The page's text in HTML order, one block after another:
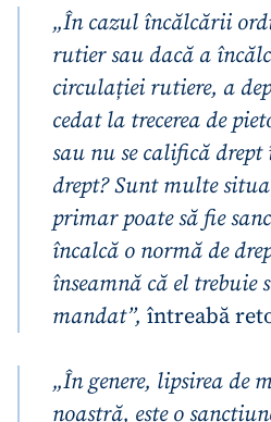
„În cazul încălcării
rutier sau dacă a
circulației rutiere, a
cedat la trecerea de
sau nu se califică
drept? Sunt multe
primar poate să fie
încalcă o normă de
înseamnă că el trebuie
mandat”, întreabă
„În genere, lipsirea de
noastră, este o